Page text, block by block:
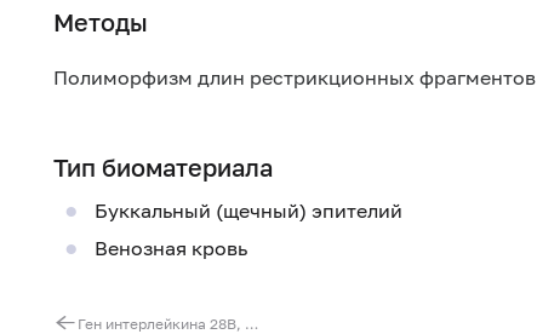
Методы
Полиморфизм длин рестрикционных фрагментов
Тип биоматериала
Буккальный (щечный) эпителий
Венозная кровь
Ген интерлейкина 28B, II класс цитокиновых рецепторов (IL28B). Выявление мутации g.39743165T>G (rs8099917, регуляторная область гена)